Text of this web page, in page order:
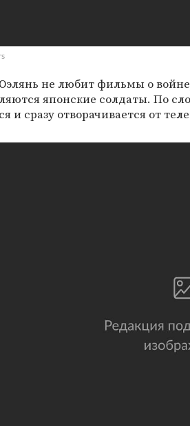
не любит фильмы о
японские солдаты. По
и сразу отворачивается от